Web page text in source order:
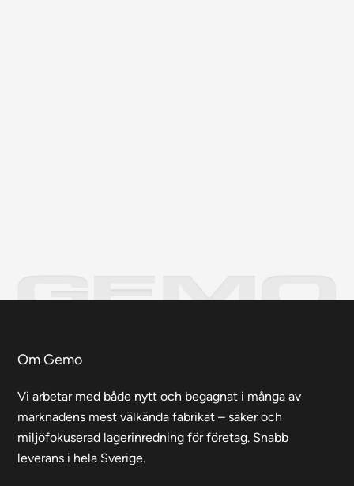
Om Gemo
Vi arbetar med både nytt och begagnat i många av
marknadens mest välkända fabrikat – säker och
miljöfokuserad lagerinredning för företag. Snabb
leverans i hela Sverige.